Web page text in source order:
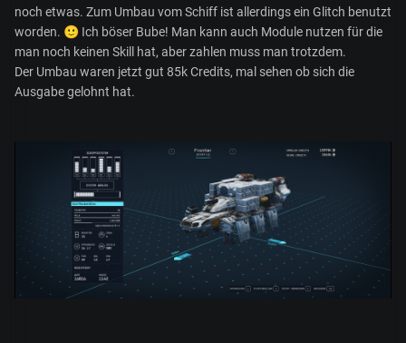
noch etwas. Zum Umbau vom Schiff ist allerdings ein Glitch benutzt
worden. 🙂 Ich böser Bube! Man kann auch Module nutzen für die
man noch keinen Skill hat, aber zahlen muss man trotzdem.
Der Umbau waren jetzt gut 85k Credits, mal sehen ob sich die
Ausgabe gelohnt hat.